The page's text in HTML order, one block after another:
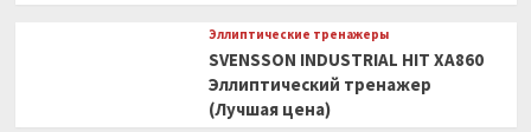
Эллиптические тренажеры
SVENSSON INDUSTRIAL HIT XA860
Эллиптический тренажер
(Лучшая цена)